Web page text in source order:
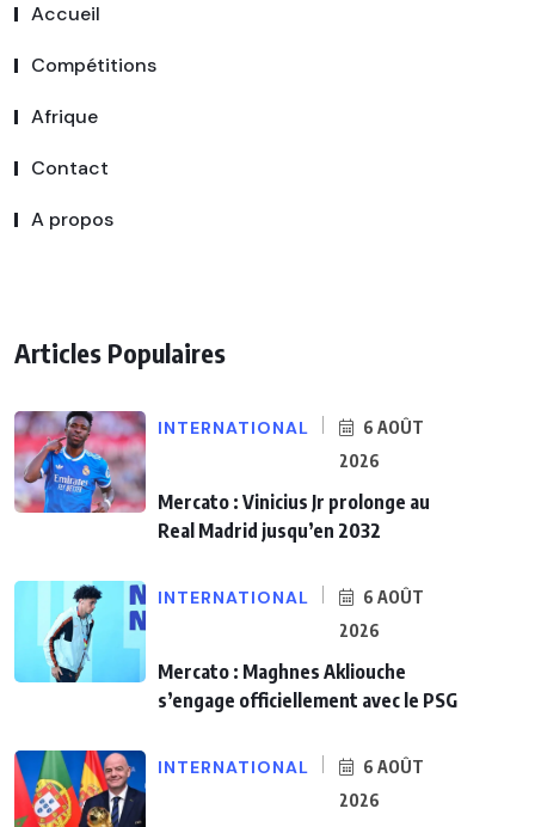
Accueil
Compétitions
Afrique
Contact
A propos
Articles Populaires
INTERNATIONAL
6 AOÛT
2026
Mercato : Vinicius Jr prolonge au
Real Madrid jusqu’en 2032
INTERNATIONAL
6 AOÛT
2026
Mercato : Maghnes Akliouche
s’engage officiellement avec le PSG
INTERNATIONAL
6 AOÛT
2026